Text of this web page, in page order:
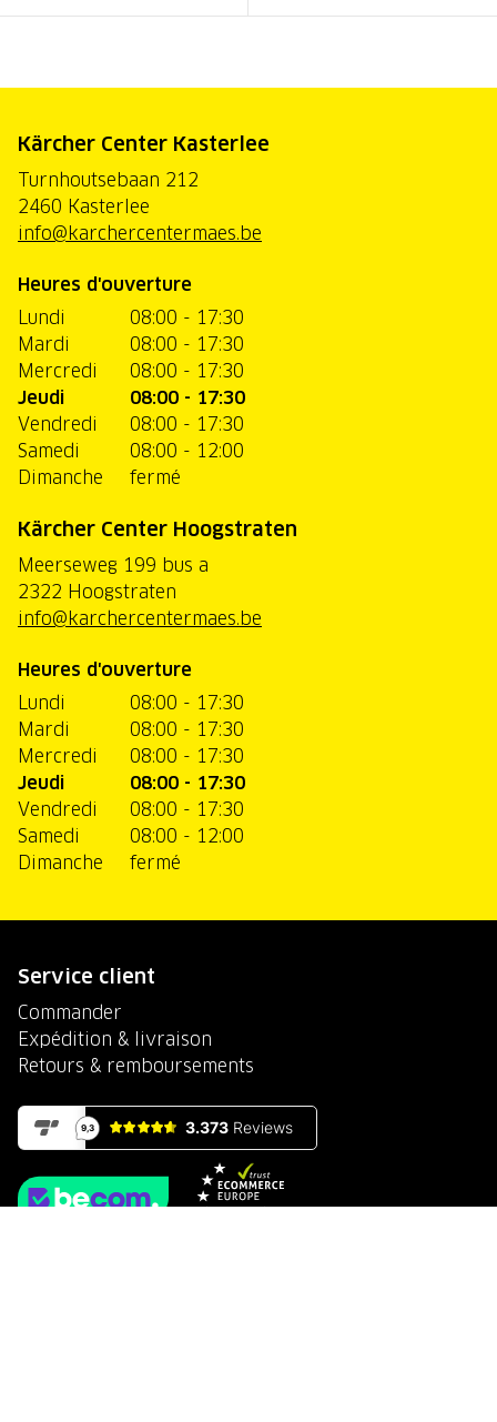
Kärcher Center Kasterlee
Turnhoutsebaan 212
2460 Kasterlee
info@karchercentermaes.be
Heures d'ouverture
Lundi
08:00 - 17:30
Mardi
08:00 - 17:30
Mercredi
08:00 - 17:30
Jeudi
08:00 - 17:30
Vendredi
08:00 - 17:30
Samedi
08:00 - 12:00
Dimanche
fermé
Kärcher Center Hoogstraten
Meerseweg 199 bus a
2322 Hoogstraten
info@karchercentermaes.be
Heures d'ouverture
Lundi
08:00 - 17:30
Mardi
08:00 - 17:30
Mercredi
08:00 - 17:30
Jeudi
08:00 - 17:30
Vendredi
08:00 - 17:30
Samedi
08:00 - 12:00
Dimanche
fermé
Service client
Commander
Expédition & livraison
Retours & remboursements